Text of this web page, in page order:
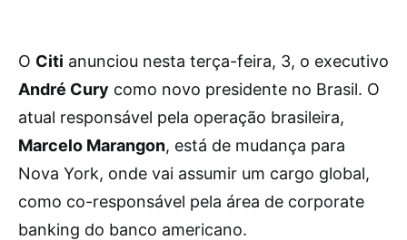
O Citi anunciou nesta terça-feira, 3, o executivo
André Cury como novo presidente no Brasil. O
atual responsável pela operação brasileira,
Marcelo Marangon, está de mudança para
Nova York, onde vai assumir um cargo global,
como co-responsável pela área de corporate
banking do banco americano.